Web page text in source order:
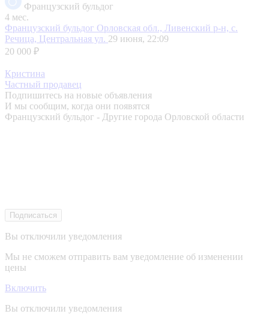
Французский бульдог
4 мес.
Французский бульдог Орловская обл., Ливенский р-н, с.
Речица, Центральная ул. 29 июня, 22:09
20 000 ₽
Кристина
Частный продавец
Подпишитесь на новые объявления
И мы сообщим, когда они появятся
Французский бульдог - Другие города Орловской области
Подписаться
Вы отключили уведомления
Мы не сможем отправить вам уведомление об изменении
цены
Включить
Вы отключили уведомления